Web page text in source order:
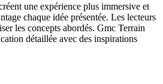
une expérience plus immersive et
chaque idée présentée. Les lecteurs
les concepts abordés. Gmc Terrain
détaillée avec des inspirations